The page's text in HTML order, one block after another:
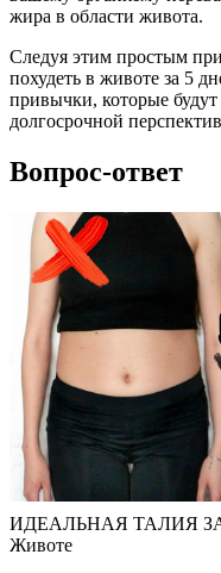
жира в области живота.
Следуя этим простым
похудеть в животе за 5
привычки, которые
долгосрочной
Вопрос-ответ
ИДЕАЛЬНАЯ ТАЛИЯ ЗА
Животе